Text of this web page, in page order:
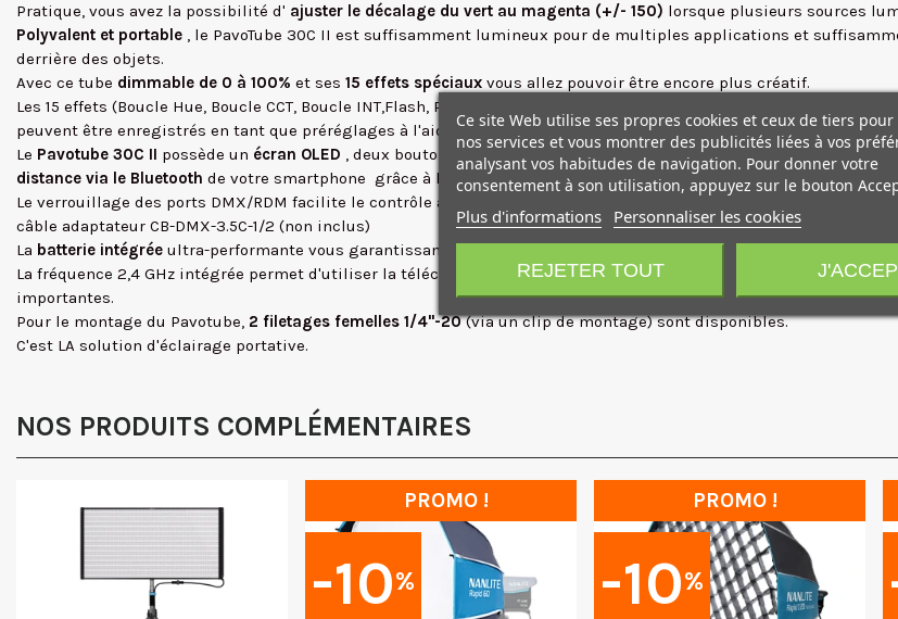
Pratique, vous avez la possibilité d' ajuster le décalage du vert au magenta (+/- 150) lorsque plusieurs sources
Polyvalent et portable , le PavoTube 30C II est suffisamment lumineux pour de multiples applications et
derrière des objets.
Avec ce tube dimmable de 0 à 100% et ses 15 effets spéciaux vous allez pouvoir être encore plus créatif.
Les 15 effets (Boucle Hue, Boucle CCT, Boucle INT,Flash, Pulsation, Orage, Voiture de Police, TV, Paparazzi, Bougie/
peuvent être enregistrés en tant que préréglages à l'aide de l'application gratuite Nanlink.
Le Pavotube 30C II possède un écran OLED , deux boutons et molettes intégrés pour uncontrôle local préciset
distance via le Bluetooth de votre smartphone grâce à l'application Nanlink (pour iOS et Android)
Le verrouillage des ports DMX/RDM facilite le contrôle avancé et permet au PavoTube 30C II d'être rapidement
câble adaptateur CB-DMX-3.5C-1/2 (non inclus)
La batterie intégrée ultra-performante vous garantissant jusqu'à 2 heures d'autonomie à 100% de luminosité, se
La fréquence 2,4 GHz intégrée permet d'utiliser la télécommande portable WS-RC-C2 (non fournie) ou le boîtier
importantes.
Pour le montage du Pavotube, 2 filetages femelles 1/4"-20(via un clip de montage) sont disponibles.
C'est LA solution d'éclairage portative.
NOS PRODUITS COMPLÉMENTAIRES
-10%
PROMO !
-10%
PROMO !
Ce site Web utilise ses propres cookies et ceux de tiers
nos services et vous montrer des publicités liées à vos
analysant vos habitudes de navigation. Pour donner votre
consentement à son utilisation, appuyez sur le bouton
Plus d'informations Personnaliser les cookies
REJETER TOUT